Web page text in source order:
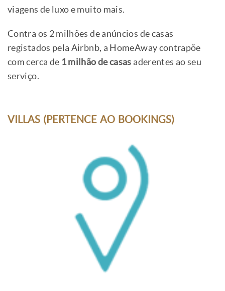
viagens de luxo e muito mais.
Contra os 2 milhões de anúncios de casas
registados pela Airbnb, a HomeAway contrapõe
com cerca de 1 milhão de casas aderentes ao seu
serviço.
VILLAS (PERTENCE AO BOOKINGS)